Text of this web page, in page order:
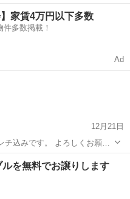
ルーム寮費無料！赴任旅費会
堂利用可！年間休日135日
】家賃4万円以下多数
件多数掲載！
Ad
12月21日
チ込みです。 よろしくお願い
ダイニングセット
を無料でお譲りします